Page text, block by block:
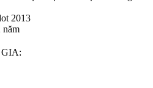
2013
năm